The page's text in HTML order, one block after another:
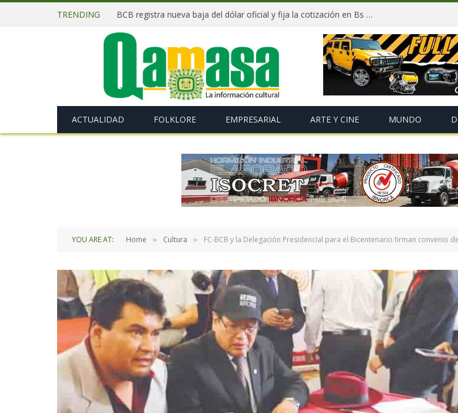
TRENDING BCB registra nueva baja del dólar oficial y fija la cotización en Bs 11,86 hasta el próximo lunes
ACTUALIDAD FOLKLORE EMPRESARIAL ARTE Y CINE MUNDO
YOU ARE AT: Home » Cultura » FC-BCB y la Delegación Presidencial para el Bicentenario firman convenio